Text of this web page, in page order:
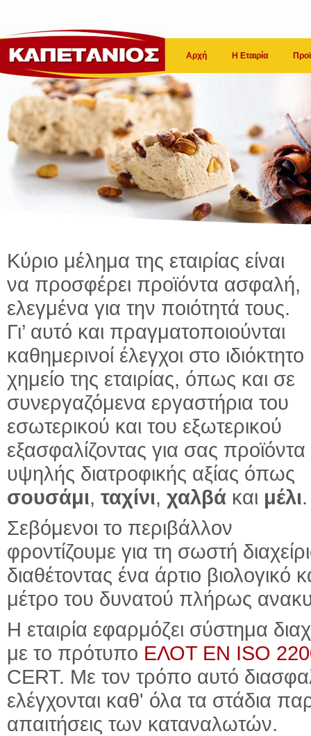
Αρχή Η Εταιρία
Κύριο μέλημα της εταιρίας είναι
να προσφέρει προϊόντα ασφαλή,
ελεγμένα για την ποιότητά τους.
Γι’ αυτό και πραγματοποιούνται
καθημερινοί έλεγχοι στο ιδιόκτητο
χημείο της εταιρίας, όπως και σε
συνεργαζόμενα εργαστήρια του
εσωτερικού και του εξωτερικού
εξασφαλίζοντας για σας προϊόντα
υψηλής διατροφικής αξίας όπως
σουσάμι, ταχίνι, χαλβά και μέλι.
Σεβόμενοι το περιβάλλον
φροντίζουμε για τη σωστή
διαθέτοντας ένα άρτιο
μέτρο του δυνατού πλήρως
Η εταιρία εφαρμόζει σύστημα
με το πρότυπο ΕΛΟΤ ΕΝ ISO
CERT. Με τον τρόπο αυτό
ελέγχονται καθ' όλα τα στάδια
απαιτήσεις των καταναλωτών.